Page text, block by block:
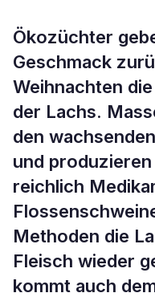
ERDE & UMWELT
Lachs mit Biß
Ökozüchter
Geschmack
Weihnachten
der Lachs.
den
und
reichlich
Methoden die
Fleisch wieder
kommt auch